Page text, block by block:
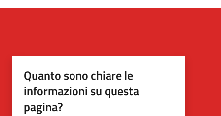
Quanto sono chiare le
informazioni su questa
pagina?